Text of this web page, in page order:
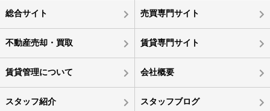
総合サイト 売買専門サイト
不動産売却・買取 賃貸専門サイト
賃貸管理について 会社概要
スタッフ紹介 スタッフブログ